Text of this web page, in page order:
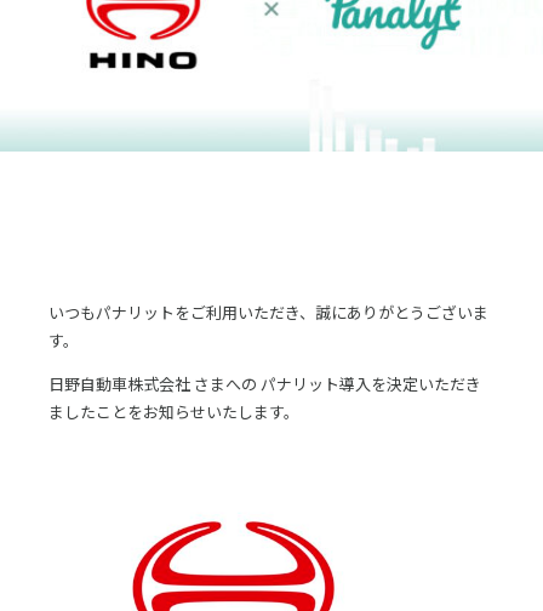
いつもパナリットをご利用いただき、誠にありがとうございま
す。
日野自動車株式会社 さまへの パナリット導入を決定いただき
ましたことをお知らせいたします。